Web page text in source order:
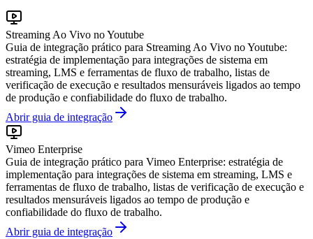
Streaming Ao Vivo no Youtube
Guia de integração prático para Streaming Ao Vivo no Youtube:
estratégia de implementação para integrações de sistema em
streaming, LMS e ferramentas de fluxo de trabalho, listas de
verificação de execução e resultados mensuráveis ligados ao tempo
de produção e confiabilidade do fluxo de trabalho.
Abrir guia de integração
Vimeo Enterprise
Guia de integração prático para Vimeo Enterprise: estratégia de
implementação para integrações de sistema em streaming, LMS e
ferramentas de fluxo de trabalho, listas de verificação de execução e
resultados mensuráveis ligados ao tempo de produção e
confiabilidade do fluxo de trabalho.
Abrir guia de integração